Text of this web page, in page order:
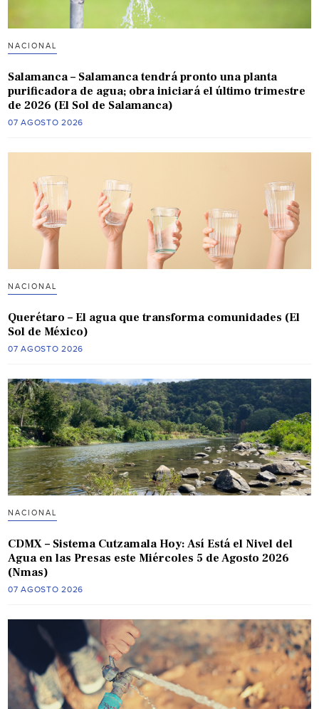
NACIONAL
Salamanca – Salamanca tendrá pronto una planta
purificadora de agua; obra iniciará el último trimestre
de 2026 (El Sol de Salamanca)
07 AGOSTO 2026
NACIONAL
Querétaro – El agua que transforma comunidades (El
Sol de México)
07 AGOSTO 2026
NACIONAL
CDMX – Sistema Cutzamala Hoy: Así Está el Nivel del
Agua en las Presas este Miércoles 5 de Agosto 2026
(Nmas)
07 AGOSTO 2026